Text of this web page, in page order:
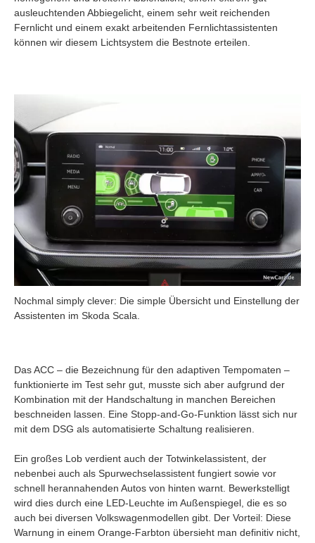
ausleuchtenden Abbiegelicht, einem sehr weit reichenden
Fernlicht und einem exakt arbeitenden Fernlichtassistenten
können wir diesem Lichtsystem die Bestnote erteilen.
Nochmal simply clever: Die simple Übersicht und Einstellung der
Assistenten im Skoda Scala.
Das ACC – die Bezeichnung für den adaptiven Tempomaten –
funktionierte im Test sehr gut, musste sich aber aufgrund der
Kombination mit der Handschaltung in manchen Bereichen
beschneiden lassen. Eine Stopp-and-Go-Funktion lässt sich nur
mit dem DSG als automatisierte Schaltung realisieren.
Ein großes Lob verdient auch der Totwinkelassistent, der
nebenbei auch als Spurwechselassistent fungiert sowie vor
schnell herannahenden Autos von hinten warnt. Bewerkstelligt
wird dies durch eine LED-Leuchte im Außenspiegel, die es so
auch bei diversen Volkswagenmodellen gibt. Der Vorteil: Diese
Warnung in einem Orange-Farbton übersieht man definitiv nicht,